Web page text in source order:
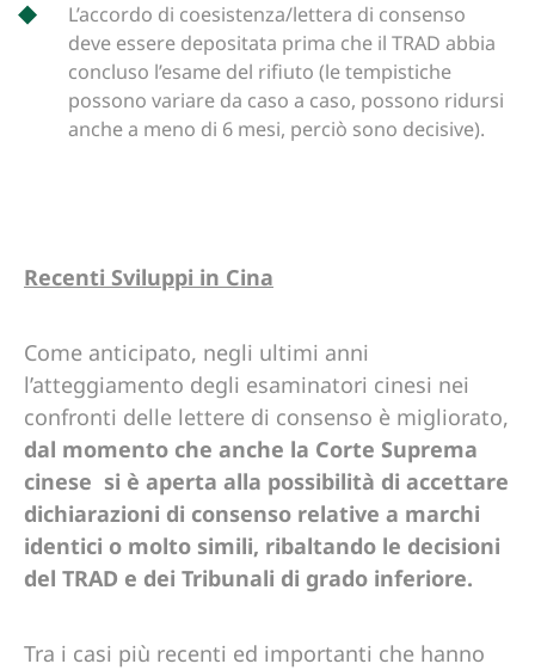
L’accordo di coesistenza/lettera di consenso
deve essere depositata prima che il TRAD abbia
concluso l’esame del rifiuto (le tempistiche
possono variare da caso a caso, possono ridursi
anche a meno di 6 mesi, perciò sono decisive).
Recenti Sviluppi in Cina
Come anticipato, negli ultimi anni
l’atteggiamento degli esaminatori cinesi nei
confronti delle lettere di consenso è migliorato,
dal momento che anche la Corte Suprema
cinese si è aperta alla possibilità di accettare
dichiarazioni di consenso relative a marchi
identici o molto simili, ribaltando le decisioni
del TRAD e dei Tribunali di grado inferiore.
Tra i casi più recenti ed importanti che hanno